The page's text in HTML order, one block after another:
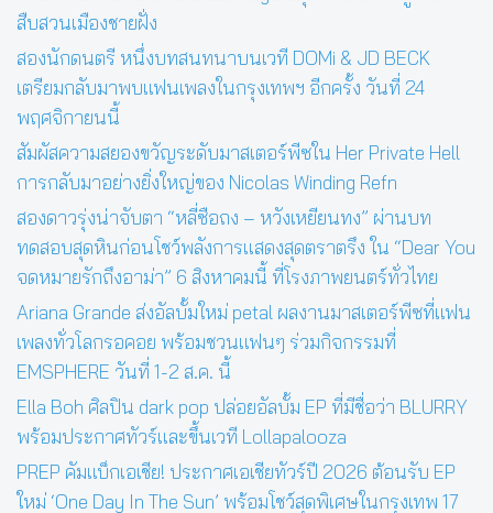
สืบสวนเมืองชายฝั่ง
สองนักดนตรี หนึ่งบทสนทนาบนเวที DOMi & JD BECK
เตรียมกลับมาพบแฟนเพลงในกรุงเทพฯ อีกครั้ง วันที่ 24
พฤศจิกายนนี้
สัมผัสความสยองขวัญระดับมาสเตอร์พีซใน Her Private Hell
การกลับมาอย่างยิ่งใหญ่ของ Nicolas Winding Refn
สองดาวรุ่งน่าจับตา “หลี่ซือถง – หวังเหยียนทง” ผ่านบท
ทดสอบสุดหินก่อนโชว์พลังการแสดงสุดตราตรึง ใน “Dear You
จดหมายรักถึงอาม่า” 6 สิงหาคมนี้ ที่โรงภาพยนตร์ทั่วไทย
Ariana Grande ส่งอัลบั้มใหม่ petal ผลงานมาสเตอร์พีซที่แฟน
เพลงทั่วโลกรอคอย พร้อมชวนแฟนๆ ร่วมกิจกรรมที่
EMSPHERE วันที่ 1-2 ส.ค. นี้
Ella Boh ศิลปิน dark pop ปล่อยอัลบั้ม EP ที่มีชื่อว่า BLURRY
พร้อมประกาศทัวร์และขึ้นเวที Lollapalooza
PREP คัมแบ็กเอเชีย! ประกาศเอเชียทัวร์ปี 2026 ต้อนรับ EP
ใหม่ ‘One Day In The Sun’ พร้อมโชว์สุดพิเศษในกรุงเทพ 17